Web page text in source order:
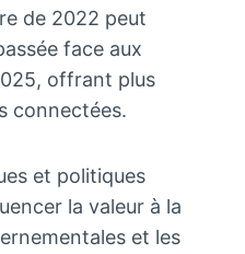
de 2022 peut
face aux
offrant plus
connectées.
et politiques
la valeur à la
et les